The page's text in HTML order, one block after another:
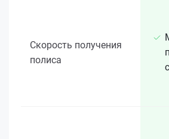
Скорость получения
полиса